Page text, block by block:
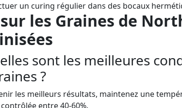
un curing régulier dans des bocaux
sur les Graines de
sont les meilleures
?
les meilleurs résultats, maintenez une
entre 40-60%.